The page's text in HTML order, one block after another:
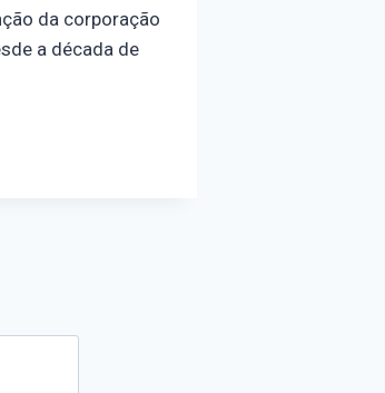
da corporação
a década de